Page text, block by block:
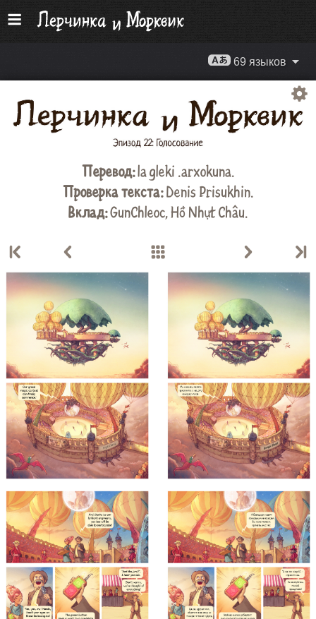
69 языков
Перевод:la gleki .arxokuna.
Проверка текста:Denis Prisukhin.
Вклад:GunChleoc,Hồ Nhựt Châu.